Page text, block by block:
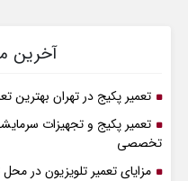
آخرین
تعمیر پکیج در تهران بهترین
تعمیر پکیج و تجهیزات
تخصصی
مزایای تعمیر تلویزیون در محل